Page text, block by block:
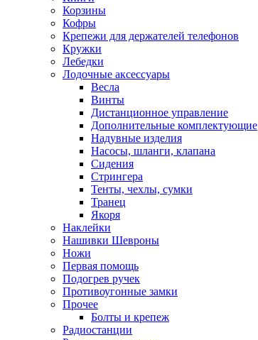
Корзины
Кофры
Крепежи для держателей телефонов
Кружки
Лебедки
Лодочные аксессуары
Весла
Винты
Дистанционное управление
Дополнительные комплектующие
Надувные изделия
Насосы, шланги, клапана
Сидения
Стрингера
Тенты, чехлы, сумки
Транец
Якоря
Наклейки
Нашивки Шевроны
Ножи
Первая помощь
Подогрев ручек
Противоугонные замки
Прочее
Болты и крепеж
Радиостанции